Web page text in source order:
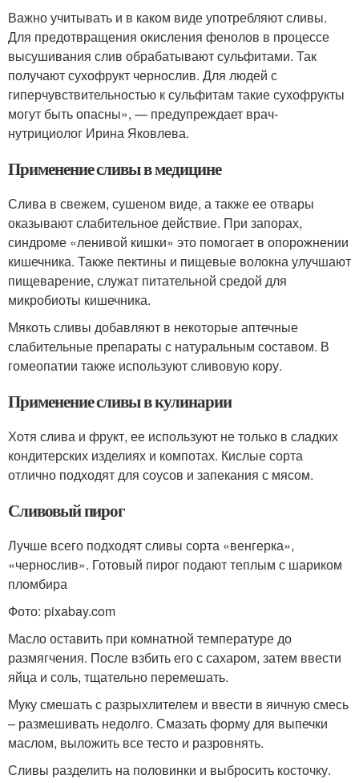
Важно учитывать и в каком виде употребляют сливы.
Для предотвращения окисления фенолов в процессе
высушивания слив обрабатывают сульфитами. Так
получают сухофрукт чернослив. Для людей с
гиперчувствительностью к сульфитам такие сухофрукты
могут быть опасны», — предупреждает врач-
нутрициолог Ирина Яковлева.
Применение сливы в медицине
Слива в свежем, сушеном виде, а также ее отвары
оказывают слабительное действие. При запорах,
синдроме «ленивой кишки» это помогает в опорожнении
кишечника. Также пектины и пищевые волокна улучшают
пищеварение, служат питательной средой для
микробиоты кишечника.
Мякоть сливы добавляют в некоторые аптечные
слабительные препараты с натуральным составом. В
гомеопатии также используют сливовую кору.
Применение сливы в кулинарии
Хотя слива и фрукт, ее используют не только в сладких
кондитерских изделиях и компотах. Кислые сорта
отлично подходят для соусов и запекания с мясом.
Сливовый пирог
Лучше всего подходят сливы сорта «венгерка»,
«чернослив». Готовый пирог подают теплым с шариком
пломбира
Фото: pixabay.com
Масло оставить при комнатной температуре до
размягчения. После взбить его с сахаром, затем ввести
яйца и соль, тщательно перемешать.
Муку смешать с разрыхлителем и ввести в яичную смесь
– размешивать недолго. Смазать форму для выпечки
маслом, выложить все тесто и разровнять.
Сливы разделить на половинки и выбросить косточку.